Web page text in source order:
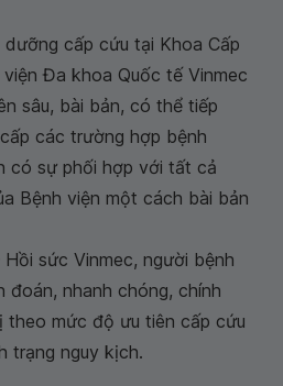
cấp cứu tại Khoa Cấp
Đa khoa Quốc tế Vinmec
sâu, bài bản, có thể tiếp
các trường hợp bệnh
có sự phối hợp với tất cả
Bệnh viện một cách bài bản
sức Vinmec, người bệnh
đoán, nhanh chóng, chính
theo mức độ ưu tiên cấp cứu
trạng nguy kịch.